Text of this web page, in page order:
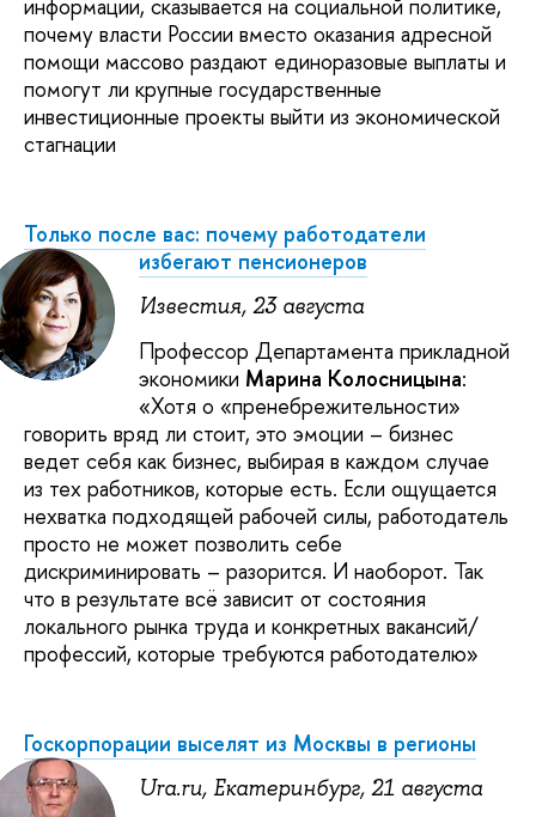
информации, сказывается на социальной политике,
почему власти России вместо оказания адресной
помощи массово раздают единоразовые выплаты и
помогут ли крупные государственные
инвестиционные проекты выйти из экономической
стагнации
Только после вас: почему работодатели
избегают пенсионеров
Известия, 23 августа
Профессор Департамента прикладной
экономики Марина Колосницына:
«Хотя о «пренебрежительности»
говорить вряд ли стоит, это эмоции – бизнес
ведет себя как бизнес, выбирая в каждом случае
из тех работников, которые есть. Если ощущается
нехватка подходящей рабочей силы, работодатель
просто не может позволить себе
дискриминировать – разорится. И наоборот. Так
что в результате всё зависит от состояния
локального рынка труда и конкретных вакансий/
профессий, которые требуются работодателю»
Госкорпорации выселят из Москвы в регионы
Ura.ru, Екатеринбург, 21 августа